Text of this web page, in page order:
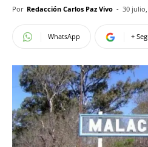
Por Redacción Carlos Paz Vivo - 30
WhatsApp +